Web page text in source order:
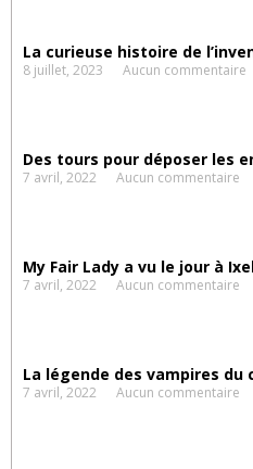
La curieuse histoire de
8 juillet, 2023 Aucun commentaire
Des tours pour déposer les
7 avril, 2022 Aucun commentaire
My Fair Lady a vu le jour à
7 avril, 2022 Aucun commentaire
La légende des vampires du
7 avril, 2022 Aucun commentaire